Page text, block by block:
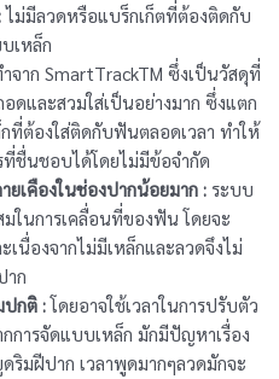
ไม่มีลวดหรือแบร็กเก็ตที่ต้องติดกับ
เหล็ก
จาก SmartTrackTM ซึ่งเป็นวัสดุที่
ดและสวมใส่เป็นอย่างมาก ซึ่งแตก
ที่ต้องใส่ติดกับฟันตลอดเวลา ทำให้
ชื่นชอบได้โดยไม่มีข้อจำกัด
ยเคืองในช่องปากน้อยมาก : ระบบ
ในการเคลื่อนที่ของฟัน โดยจะ
นื่องจากไม่มีเหล็กและลวดจึงไม่
าก
ปกติ :โดยอาจใช้เวลาในการปรับตัว
การจัดแบบเหล็ก มักมีปัญหาเรื่อง
ริมฝีปาก เวลาพูดมากๆลวดมักจะ